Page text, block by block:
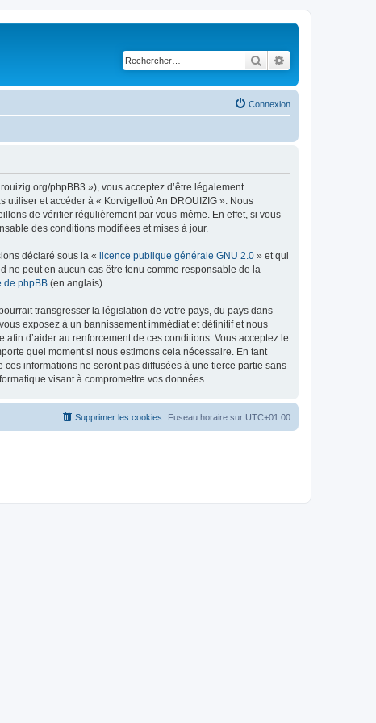
Rechercher
Connexion
phpBB3 »), vous acceptez d’être légalement
et accéder à « Korvigelloù An DROUIZIG ». Nous
de vérifier régulièrement par vous-même. En effet, si vous
des conditions modifiées et mises à jour.
déclaré sous la « licence publique générale GNU 2.0 » et qui
ne peut en aucun cas être tenu comme responsable de la
de phpBB (en anglais).
transgresser la législation de votre pays, du pays dans
exposez à un bannissement immédiat et définitif et nous
d’aider au renforcement de ces conditions. Vous acceptez le
quel moment si nous estimons cela nécessaire. En tant
informations ne seront pas diffusées à une tierce partie sans
visant à compromettre vos données.
Fuseau horaire sur UTC+01:00
Supprimer les cookies